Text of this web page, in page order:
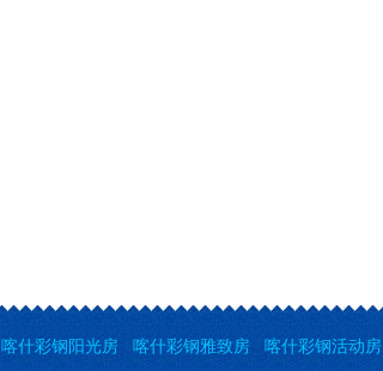
喀什彩钢阳光房 喀什彩钢雅致房 喀什彩钢活动房